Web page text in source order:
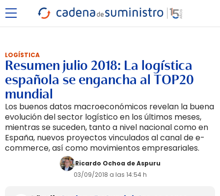
LOGÍSTICA
Resumen julio 2018: La logística
española se engancha al TOP20
mundial
Los buenos datos macroeconómicos revelan la buena
evolución del sector logístico en los últimos meses,
mientras se suceden, tanto a nivel nacional como en
España, nuevos proyectos vinculados al canal de e-
commerce, así como movimientos empresariales.
Ricardo Ochoa de Aspuru
03/09/2018 a las 14:54 h